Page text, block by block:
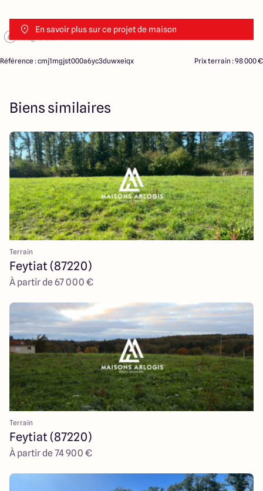
En savoir plus sur ce projet de maison
Référence : cmj1mgjst000a6yc3duwxeiqx Prix terrain : 98 000 €
Biens similaires
Terrain
Feytiat (87220)
À partir de 67 000 €
Terrain
Feytiat (87220)
À partir de 74 900 €